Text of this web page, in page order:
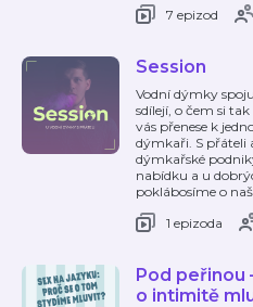
7 epizod
Session
Vodní dýmky
sdílejí, o čem si
vás přenese k
dýmkaři. S přáteli
dýmkařské
nabídku a u
poklábosíme o
1 epizoda
Pod peřinou
o intimitě